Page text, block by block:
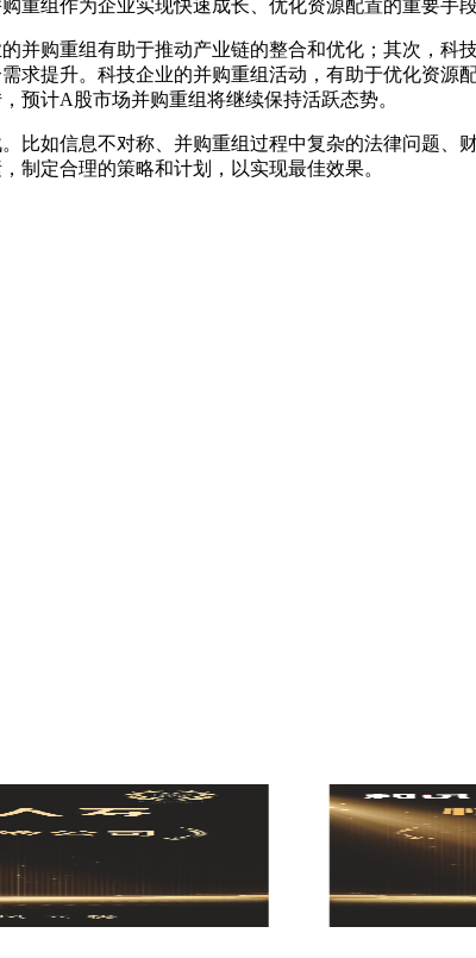
重组作为企业实现快速成长、优化资源配置的重要手
并购重组有助于推动产业链的整合和优化；其次，
求提升。科技企业的并购重组活动，有助于优化资
预计A股市场并购重组将继续保持活跃态势。
比如信息不对称、并购重组过程中复杂的法律问题
制定合理的策略和计划，以实现最佳效果。